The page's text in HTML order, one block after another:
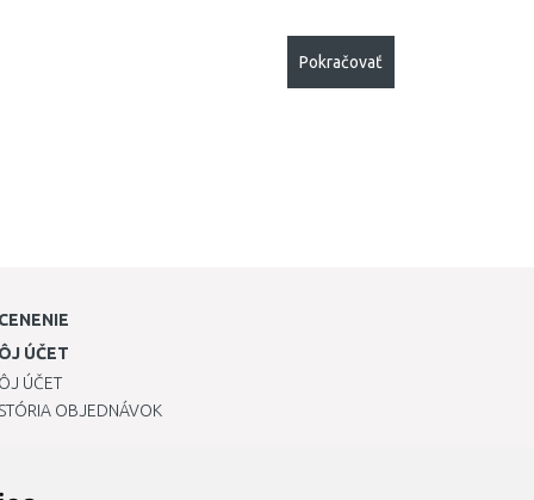
Pokračovať
ÚČET
ÚČET
OBJEDNÁVOK